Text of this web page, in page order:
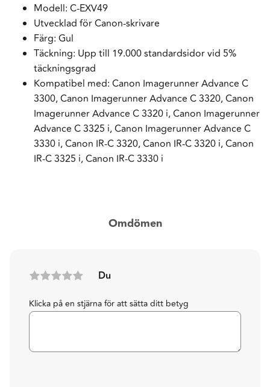
Modell: C-EXV49
Utvecklad för Canon-skrivare
Färg: Gul
Täckning: Upp till 19.000 standardsidor vid 5%
täckningsgrad
Kompatibel med: Canon Imagerunner Advance C
3300, Canon Imagerunner Advance C 3320, Canon
Imagerunner Advance C 3320 i, Canon Imagerunner
Advance C 3325 i, Canon Imagerunner Advance C
3330 i, Canon IR-C 3320, Canon IR-C 3320 i, Canon
IR-C 3325 i, Canon IR-C 3330 i
Omdömen
Du
Klicka på en stjärna för att sätta ditt betyg